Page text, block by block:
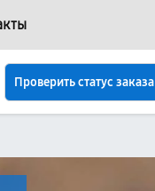
Проверить статус заказа